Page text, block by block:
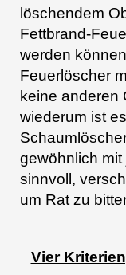
löschendem
Fettbrand-
werden
Feuerlöscher
keine anderen
wiederum ist
gewöhnlich
sinnvoll,
um Rat zu
Vier